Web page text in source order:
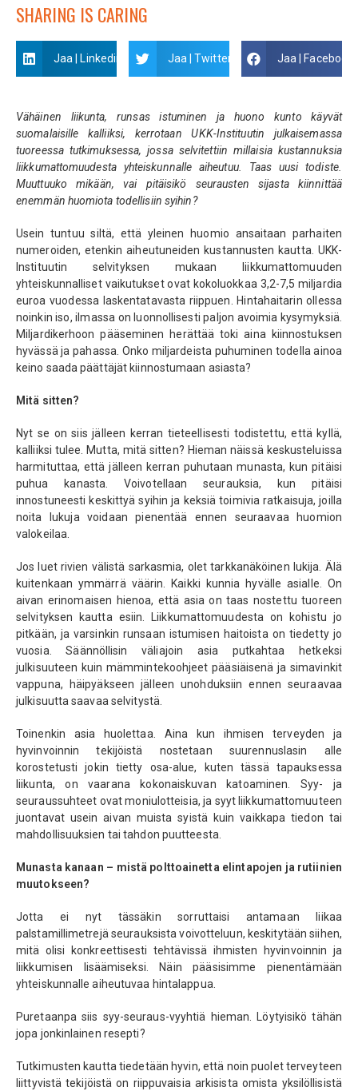
SHARING IS CARING
Jaa | Linkedin Jaa | Twitter Jaa | Facebook
Vähäinen liikunta, runsas istuminen ja huono kunto käyvät
suomalaisille kalliiksi, kerrotaan UKK-Instituutin julkaisemassa
tuoreessa tutkimuksessa, jossa selvitettiin millaisia kustannuksia
liikkumattomuudesta yhteiskunnalle aiheutuu. Taas uusi todiste.
Muuttuuko mikään, vai pitäisikö seurausten sijasta kiinnittää
enemmän huomiota todellisiin syihin?
Usein tuntuu siltä, että yleinen huomio ansaitaan parhaiten
numeroiden, etenkin aiheutuneiden kustannusten kautta. UKK-
Instituutin selvityksen mukaan liikkumattomuuden
yhteiskunnalliset vaikutukset ovat kokoluokkaa 3,2-7,5 miljardia
euroa vuodessa laskentatavasta riippuen. Hintahaitarin ollessa
noinkin iso, ilmassa on luonnollisesti paljon avoimia kysymyksiä.
Miljardikerhoon pääseminen herättää toki aina kiinnostuksen
hyvässä ja pahassa. Onko miljardeista puhuminen todella ainoa
keino saada päättäjät kiinnostumaan asiasta?
Mitä sitten?
Nyt se on siis jälleen kerran tieteellisesti todistettu, että kyllä,
kalliiksi tulee. Mutta, mitä sitten? Hieman näissä keskusteluissa
harmituttaa, että jälleen kerran puhutaan munasta, kun pitäisi
puhua kanasta. Voivotellaan seurauksia, kun pitäisi
innostuneesti keskittyä syihin ja keksiä toimivia ratkaisuja, joilla
noita lukuja voidaan pienentää ennen seuraavaa huomion
valokeilaa.
Jos luet rivien välistä sarkasmia, olet tarkkanäköinen lukija. Älä
kuitenkaan ymmärrä väärin. Kaikki kunnia hyvälle asialle. On
aivan erinomaisen hienoa, että asia on taas nostettu tuoreen
selvityksen kautta esiin. Liikkumattomuudesta on kohistu jo
pitkään, ja varsinkin runsaan istumisen haitoista on tiedetty jo
vuosia. Säännöllisin väliajoin asia putkahtaa hetkeksi
julkisuuteen kuin mämmintekoohjeet pääsiäisenä ja simavinkit
vappuna, häipyäkseen jälleen unohduksiin ennen seuraavaa
julkisuutta saavaa selvitystä.
Toinenkin asia huolettaa. Aina kun ihmisen terveyden ja
hyvinvoinnin tekijöistä nostetaan suurennuslasin alle
korostetusti jokin tietty osa-alue, kuten tässä tapauksessa
liikunta, on vaarana kokonaiskuvan katoaminen. Syy- ja
seuraussuhteet ovat moniulotteisia, ja syyt liikkumattomuuteen
juontavat usein aivan muista syistä kuin vaikkapa tiedon tai
mahdollisuuksien tai tahdon puutteesta.
Munasta kanaan – mistä polttoainetta elintapojen ja rutiinien
muutokseen?
Jotta ei nyt tässäkin sorruttaisi antamaan liikaa
palstamillimetrejä seurauksista voivotteluun, keskitytään siihen,
mitä olisi konkreettisesti tehtävissä ihmisten hyvinvoinnin ja
liikkumisen lisäämiseksi. Näin pääsisimme pienentämään
yhteiskunnalle aiheutuvaa hintalappua.
Puretaanpa siis syy-seuraus-vyyhtiä hieman. Löytyisikö tähän
jopa jonkinlainen resepti?
Tutkimusten kautta tiedetään hyvin, että noin puolet terveyteen
liittyvistä tekijöistä on riippuvaisia arkisista omista yksilöllisistä